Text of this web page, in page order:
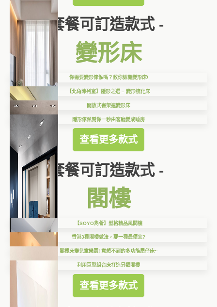
套餐可訂造款式 -
變形床
你需要變形傢俬嗎？教你認識變形床!
【北角陳列室】隱形之選 – 變形梳化床
開放式書架連變形床
隱形傢俬幫你一秒由客廳變成睡房
查看更多款式
套餐可訂造款式 -
閣樓
【SOYO雋薈】型格精品風閣樓
香港3種閣樓做法，那一種最便宜?
閣樓床變兒童樂園! 意想不到的多功能屋仔床~
利用巨型組合床打造另類閣樓
查看更多款式